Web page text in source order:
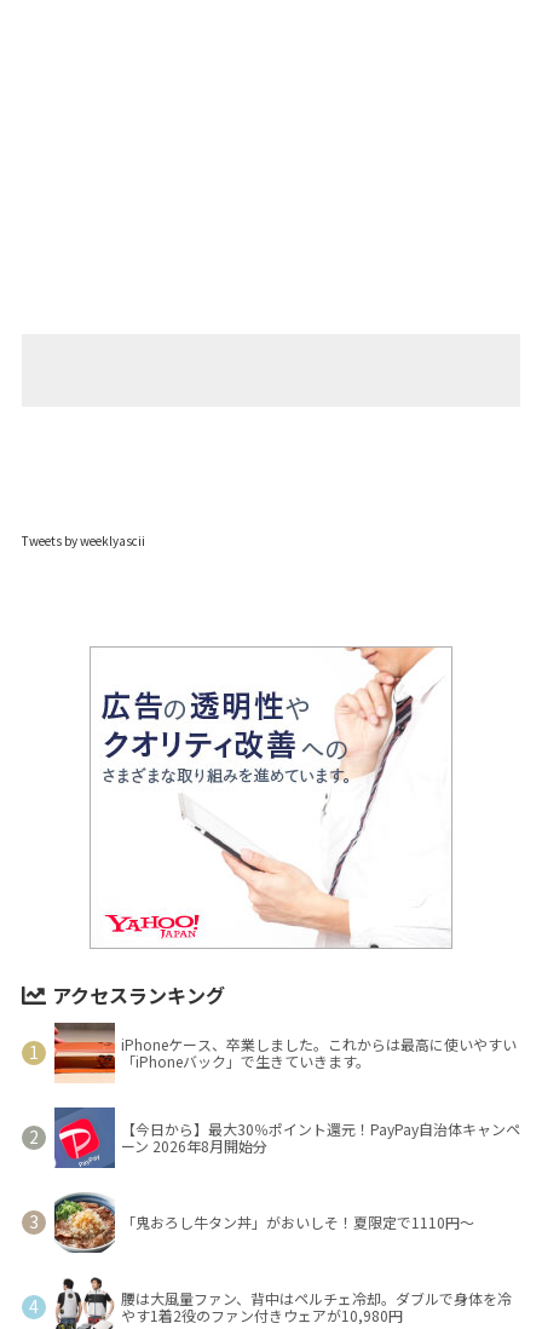
Tweets by weeklyascii
アクセスランキング
iPhoneケース、卒業しました。これからは最高に使いやすい
「iPhoneバック」で生きていきます。
【今日から】最大30％ポイント還元！PayPay自治体キャンペ
ーン 2026年8月開始分
「鬼おろし牛タン丼」がおいしそ！夏限定で1110円～
腰は大風量ファン、背中はペルチェ冷却。ダブルで身体を冷
やす1着2役のファン付きウェアが10,980円